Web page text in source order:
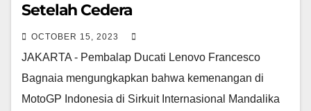
Setelah Cedera
OCTOBER 15, 2023
JAKARTA - Pembalap Ducati Lenovo Francesco
Bagnaia mengungkapkan bahwa kemenangan di
MotoGP Indonesia di Sirkuit Internasional Mandalika